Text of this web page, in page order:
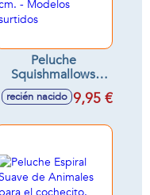
Peluche
Squishmallows
blando y suave 20
cm. - Modelos
recién nacido 9,95 €